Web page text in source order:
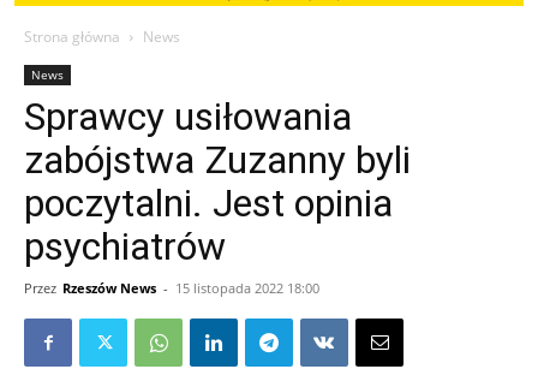
Strona główna News
News
Sprawcy usiłowania
zabójstwa Zuzanny byli
poczytalni. Jest opinia
psychiatrów
Przez Rzeszów News - 15 listopada 2022 18:00